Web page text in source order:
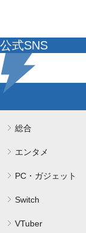
公式SNS
総合
エンタメ
PC・ガジェット
Switch
VTuber